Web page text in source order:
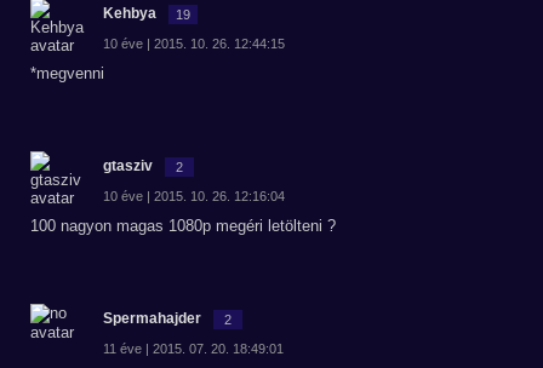
Kehbya 19
10 éve | 2015. 10. 26. 12:44:15
*megvenni
gtasziv 2
10 éve | 2015. 10. 26. 12:16:04
100 nagyon magas 1080p megéri letölteni ?
Spermahajder 2
11 éve | 2015. 07. 20. 18:49:01